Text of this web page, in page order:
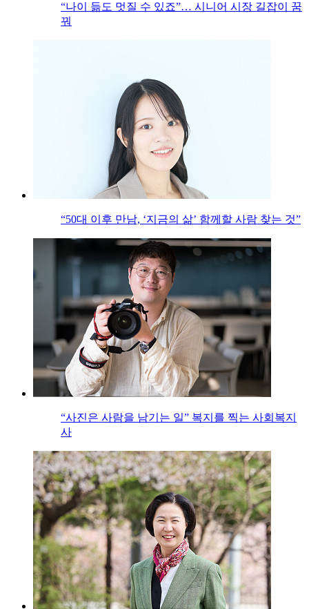
“나이 듦도 멋질 수 있죠”… 시니어 시장 길잡이 꿈
꿔
“50대 이후 만남, ‘지금의 삶’ 함께할 사람 찾는 것”
“사진은 사람을 남기는 일” 복지를 찍는 사회복지
사